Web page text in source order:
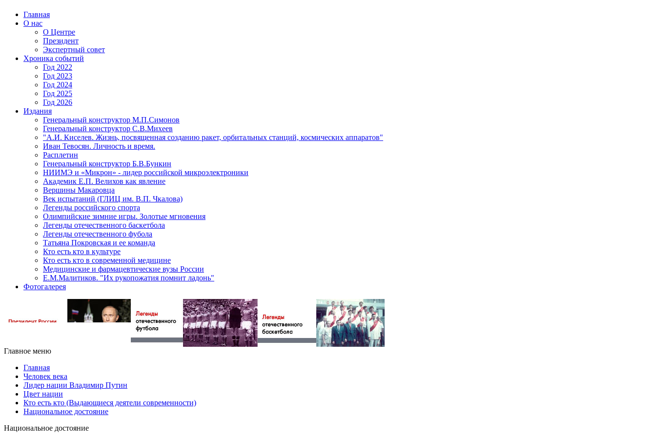
Главная
О нас
О Центре
Президент
Экспертный совет
Хроника событий
Год 2022
Год 2023
Год 2024
Год 2025
Год 2026
Издания
Генеральный конструктор М.П.Симонов
Генеральный конструктор С.В.Михеев
"А.И. Киселев. Жизнь, посвященная созданию ракет, орбитальных станций, космических аппаратов"
Иван Тевосян. Личность и время.
Расплетин
Генеральный конструктор Б.В.Бункин
НИИМЭ и «Микрон» - лидер российской микроэлектроники
Академик Е.П. Велихов как явление
Вершины Макаровца
Век испытаний (ГЛИЦ им. В.П. Чкалова)
Легенды российского спорта
Олимпийские зимние игры. Золотые мгновения
Легенды отечественного баскетбола
Легенды отечественного фубола
Татьяна Покровская и ее команда
Кто есть кто в культуре
Кто есть кто в современной медицине
Медицинские и фармацевтические вузы России
Е.М.Малитиков. "Их рукопожатия помнит ладонь"
Фотогалерея
Главное меню
Главная
Человек века
Лидер нации Владимир Путин
Цвет нации
Кто есть кто (Выдающиеся деятели современности)
Национальное достояние
Национальное достояние